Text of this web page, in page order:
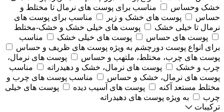
خشک وحساس
مناسب برای پوست های نرمال تا مختلط و
حساس
پوست های خشک و زبر
مناسب برای پوست های
نرمال تا خیلی خشک
پوست های خیلی خشک و خشک-مختلط
پوست های حساس
پوست های خیلی خشک
مناسب
برای انواع پوست دورچشم به ویژه پوست های ظریف و حساس
پوست های چرب، مختلط، ملتهب و حساس
پوست های نرمال،
چرب و خشک
پوست های نرمال، خشک و دهیدراته
مناسب
پوست های نرمال، خشک و حساس
مناسب پوست های چرب و
مختلط مستعد آکنه
پوست های آسیب دیده
پوست های خیلی
چرب
به ویژه پوست های دهیدراته
ترکیبات